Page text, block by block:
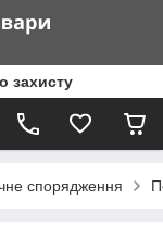
захисту
спорядження